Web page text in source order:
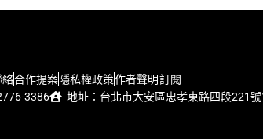
絡合作提案隱私權政策作者聲明訂閱
3386
地址：台北市大安區忠孝東路四段221